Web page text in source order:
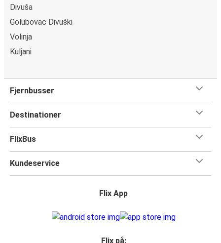
Divuša
Golubovac Divuški
Volinja
Kuljani
Fjernbusser
Destinationer
FlixBus
Kundeservice
Flix App
Flix på: